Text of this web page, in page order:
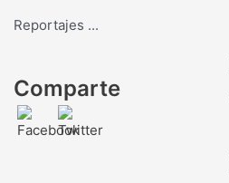
Reportajes ...
Comparte